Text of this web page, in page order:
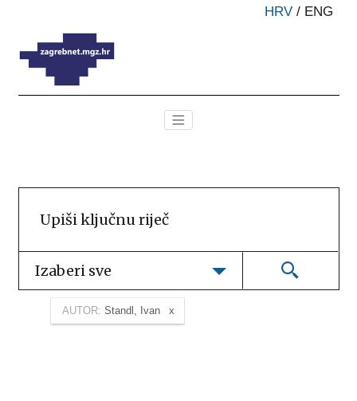
HRV / ENG
Izaberi sve
AUTOR: Standl, Ivan